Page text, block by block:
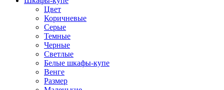
Цвет
Коричневые
Серые
Темные
Черные
Светлые
Белые шкафы-купе
Венге
Размер